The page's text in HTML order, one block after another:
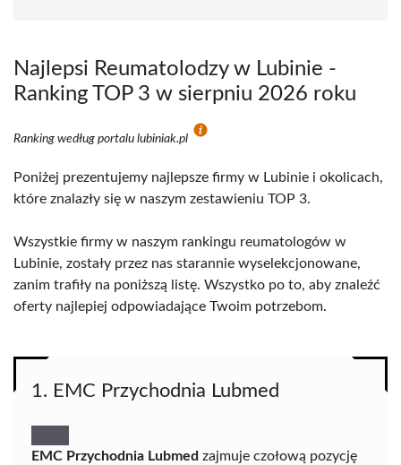
Najlepsi Reumatolodzy w Lubinie -
Ranking TOP 3 w sierpniu 2026 roku
Ranking według portalu lubiniak.pl
Poniżej prezentujemy najlepsze firmy w Lubinie i okolicach,
które znalazły się w naszym zestawieniu TOP 3.
Wszystkie firmy w naszym rankingu reumatologów w
Lubinie, zostały przez nas starannie wyselekcjonowane,
zanim trafiły na poniższą listę. Wszystko po to, aby znaleźć
oferty najlepiej odpowiadające Twoim potrzebom.
1. EMC Przychodnia Lubmed
EMC Przychodnia Lubmed zajmuje czołową pozycję